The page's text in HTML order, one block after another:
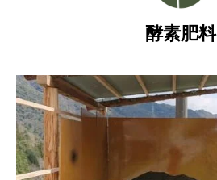
酵素肥料